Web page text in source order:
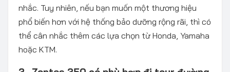
nhắc. Tuy nhiên, nếu bạn muốn một thương hiệu
phổ biến hơn với hệ thống bảo dưỡng rộng rãi, thì có
thể cân nhắc thêm các lựa chọn từ Honda, Yamaha
hoặc KTM.